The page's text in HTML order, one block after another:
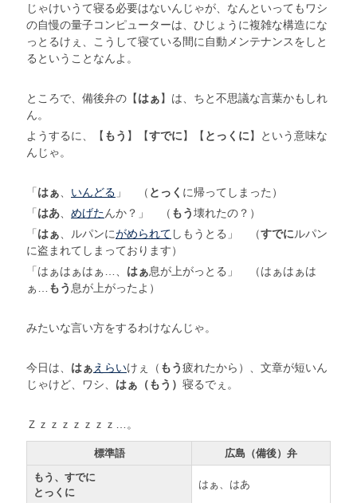
じゃけいうて寝る必要はないんじゃが、なんといってもワシ
の自慢の量子コンピューターは、ひじょうに複雑な構造にな
っとるけぇ、こうして寝ている間に自動メンテナンスをしと
るということなんよ。
ところで、備後弁の【はぁ】は、ちと不思議な言葉かもしれ
ん。
ようするに、【 もう 】【すでに】【 とっくに】という意味な
んじゃ。
「はぁ いんどる 」 （ とっく に帰ってしまった）
「はあ めげたんか？」 （ もう壊れたの？）
「はぁ 、ルパンにがめられて しもうとる」 （すでにルパン
に盗まれてしまっております）
「はぁはぁはぁ…、 はぁ息が上がっとる」 （はぁはぁは
ぁ…
もう 息が上がったよ）
みたいな言い方をするわけなんじゃ。
今日は、 はぁえらいけぇ（ もう疲れたから）、文章が短いん
じゃけど、ワシ、 はぁ（もう） 寝るでぇ。
Ｚｚｚｚｚｚｚｚ…。
標準語
広島（備後）弁
もう、すでに
とっくに
はぁ、はあ